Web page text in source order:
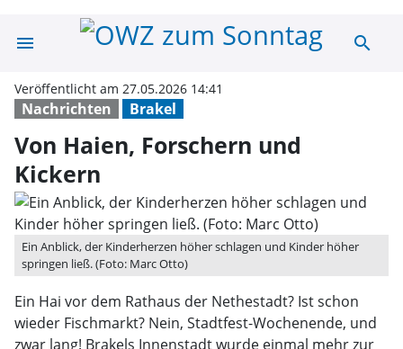
menu Von Haien, search
Nachrichten Brakel
Veröffentlicht am 27.05.2026 14:41
Von Haien, Forschern und
Kickern
Ein Anblick, der Kinderherzen höher schlagen und Kinder höher
springen ließ. (Foto: Marc Otto)
Ein Hai vor dem Rathaus der Nethestadt? Ist schon
wieder Fischmarkt? Nein, Stadtfest-Wochenende, und
zwar lang! Brakels Innenstadt wurde einmal mehr zur